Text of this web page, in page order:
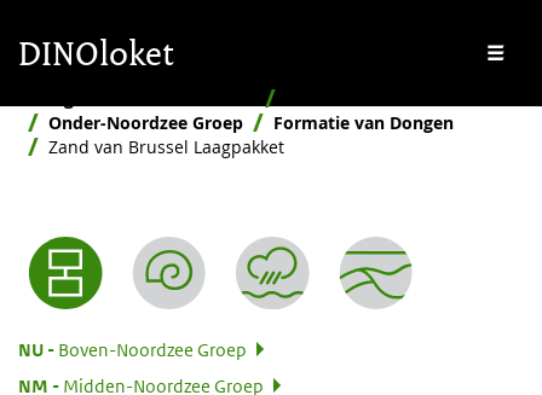
DINOloket
Onder-Noordzee Groep
Formatie van Dongen
Zand van Brussel Laagpakket
Nomenclator menu
NU:
Boven-Noordzee Groep
NM
Midden-Noordzee Groep